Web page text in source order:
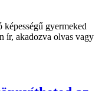
gyermeked
ír, akadozva olvas vagy